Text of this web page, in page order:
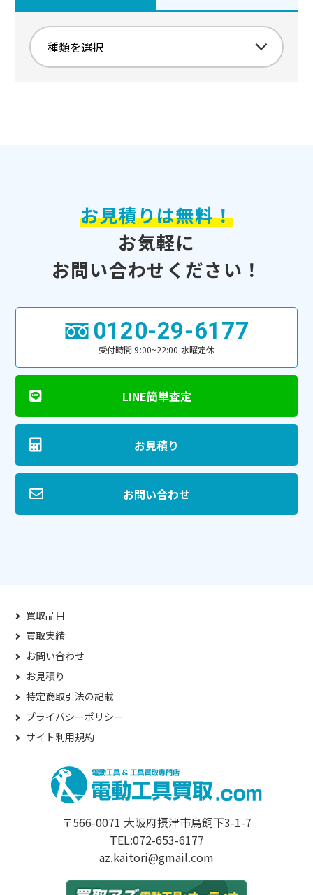
お見積りは無料！
お気軽に
お問い合わせください！
0120-29-6177
受付時間 9:00~22:00 水曜定休
LINE簡単査定
お見積り
お問い合わせ
買取品目
買取実績
お問い合わせ
お見積り
特定商取引法の記載
プライバシーポリシー
サイト利用規約
〒566-0071 大阪府摂津市鳥飼下3-1-7
TEL:072-653-6177
az.kaitori@gmail.com